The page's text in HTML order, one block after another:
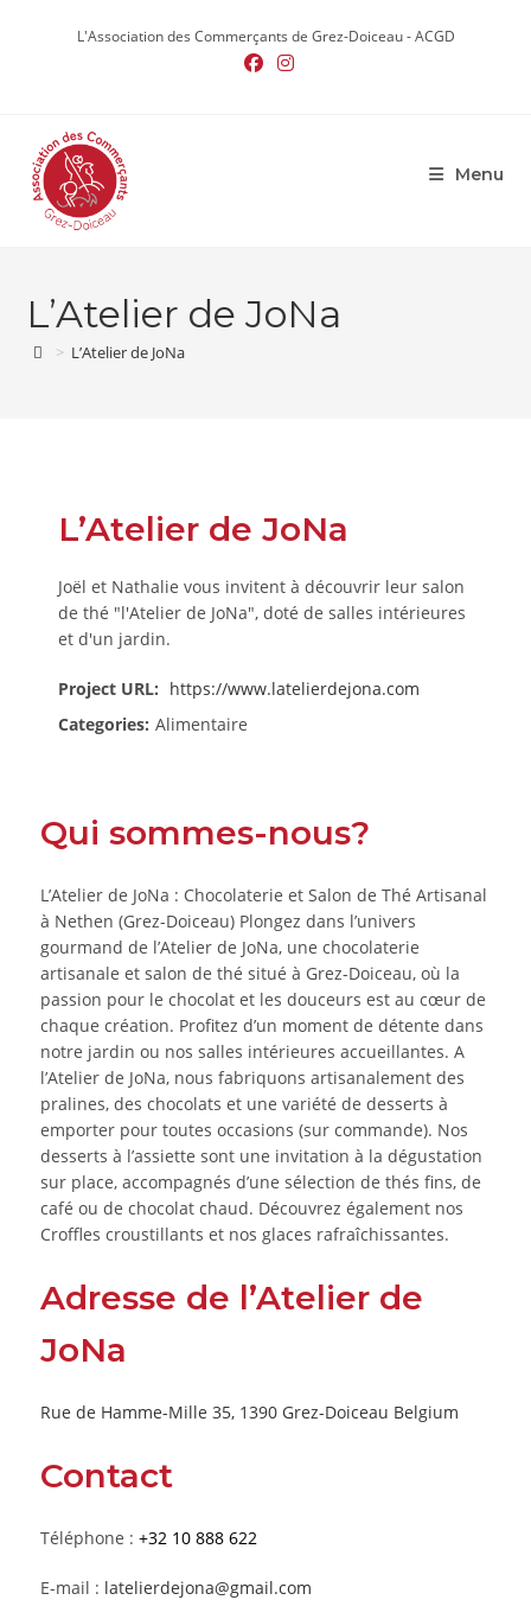
L'Association des Commerçants de Grez-Doiceau - ACGD
Menu
L’Atelier de JoNa
> L’Atelier de JoNa
L’Atelier de JoNa
Joël et Nathalie vous invitent à découvrir leur salon
de thé "l'Atelier de JoNa", doté de salles intérieures
et d'un jardin.
Project URL: https://www.latelierdejona.com
Categories: Alimentaire
Qui sommes-nous?
L’Atelier de JoNa : Chocolaterie et Salon de Thé Artisanal
à Nethen (Grez-Doiceau) Plongez dans l’univers
gourmand de l’Atelier de JoNa, une chocolaterie
artisanale et salon de thé situé à Grez-Doiceau, où la
passion pour le chocolat et les douceurs est au cœur de
chaque création. Profitez d’un moment de détente dans
notre jardin ou nos salles intérieures accueillantes. A
l’Atelier de JoNa, nous fabriquons artisanalement des
pralines, des chocolats et une variété de desserts à
emporter pour toutes occasions (sur commande). Nos
desserts à l’assiette sont une invitation à la dégustation
sur place, accompagnés d’une sélection de thés fins, de
café ou de chocolat chaud. Découvrez également nos
Croffles croustillants et nos glaces rafraîchissantes.
Adresse de l’Atelier de
JoNa
Rue de Hamme-Mille 35, 1390 Grez-Doiceau Belgium
Contact
Téléphone : +32 10 888 622
E-mail : latelierdejona@gmail.com